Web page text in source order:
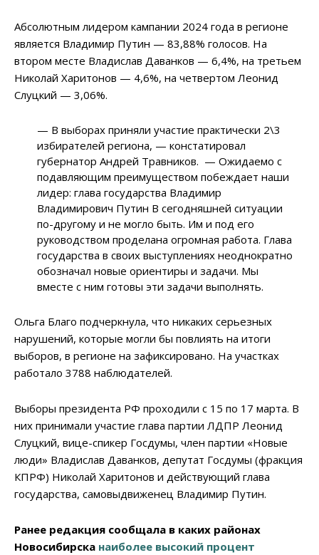
Абсолютным лидером кампании 2024 года в регионе
является Владимир Путин — 83,88% голосов. На
втором месте Владислав Даванков — 6,4%, на третьем
Николай Харитонов — 4,6%, на четвертом Леонид
Слуцкий — 3,06%.
— В выборах приняли участие практически 2\3
избирателей региона, — констатировал
губернатор Андрей Травников. — Ожидаемо с
подавляющим преимуществом побеждает наши
лидер: глава государства Владимир
Владимирович Путин В сегодняшней ситуации
по-другому и не могло быть. Им и под его
руководством проделана огромная работа. Глава
государства в своих выступлениях неоднократно
обозначал новые ориентиры и задачи. Мы
вместе с ним готовы эти задачи выполнять.
Ольга Благо подчеркнула, что никаких серьезных
нарушений, которые могли бы повлиять на итоги
выборов, в регионе на зафиксировано. На участках
работало 3788 наблюдателей.
Выборы президента РФ проходили с 15 по 17 марта. В
них принимали участие глава партии ЛДПР Леонид
Слуцкий, вице-спикер Госдумы, член партии «Новые
люди» Владислав Даванков, депутат Госдумы (фракция
КПРФ) Николай Харитонов и действующий глава
государства, самовыдвиженец Владимир Путин.
Ранее редакция сообщала в каких районах
Новосибирска наиболее высокий процент